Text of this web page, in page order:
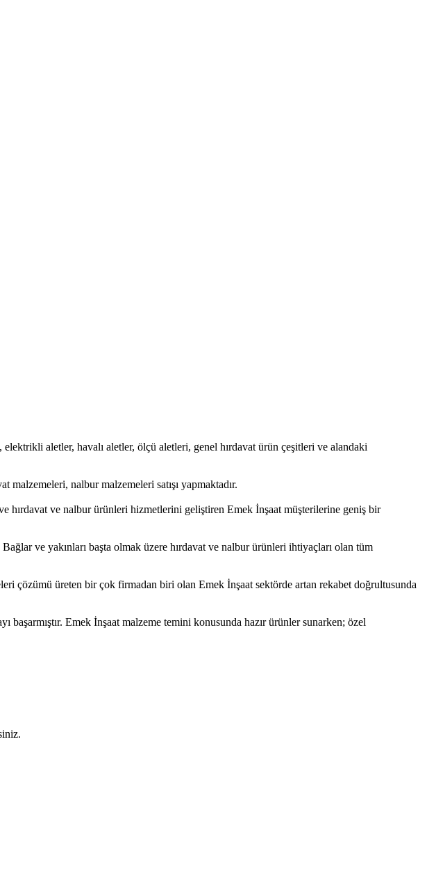
aletler, havalı aletler, ölçü aletleri, genel hırdavat ürün çeşitleri ve alandaki
malzemeleri, nalbur malzemeleri satışı yapmaktadır.
hırdavat ve nalbur ürünleri hizmetlerini geliştiren Emek İnşaat müşterilerine geniş bir
ve yakınları başta olmak üzere hırdavat ve nalbur ürünleri ihtiyaçları olan tüm
çözümü üreten bir çok firmadan biri olan Emek İnşaat sektörde artan rekabet doğrultusunda
Emek İnşaat malzeme temini konusunda hazır ürünler sunarken; özel